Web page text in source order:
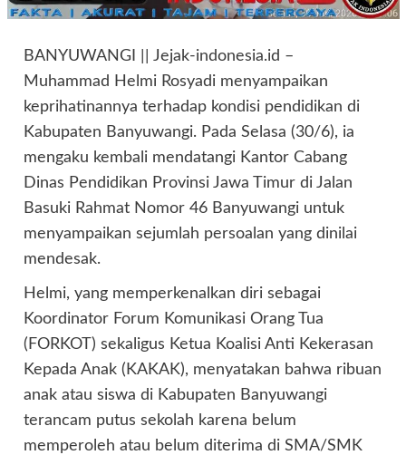
BANYUWANGI || Jejak-indonesia.id –
Muhammad Helmi Rosyadi menyampaikan
keprihatinannya terhadap kondisi pendidikan di
Kabupaten Banyuwangi. Pada Selasa (30/6), ia
mengaku kembali mendatangi Kantor Cabang
Dinas Pendidikan Provinsi Jawa Timur di Jalan
Basuki Rahmat Nomor 46 Banyuwangi untuk
menyampaikan sejumlah persoalan yang dinilai
mendesak.
Helmi, yang memperkenalkan diri sebagai
Koordinator Forum Komunikasi Orang Tua
(FORKOT) sekaligus Ketua Koalisi Anti Kekerasan
Kepada Anak (KAKAK), menyatakan bahwa ribuan
anak atau siswa di Kabupaten Banyuwangi
terancam putus sekolah karena belum
memperoleh atau belum diterima di SMA/SMK